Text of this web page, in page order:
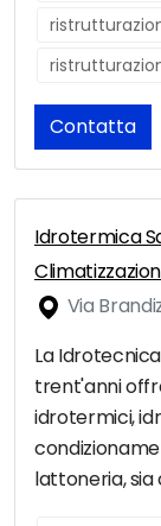
Contatta
Idrotermica
Via
La
trent'anni
idrotermici,
lattoneria, sia